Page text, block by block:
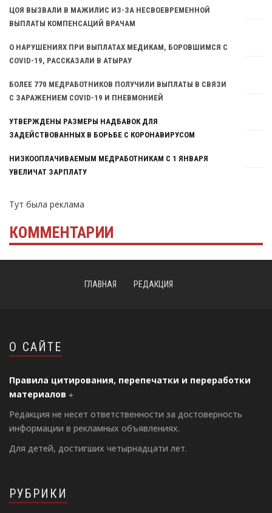
Тут была реклама
ЦОЯ ВЫЗВАЛИ В МАЖИЛИС ИЗ-ЗА НЕСВОЕВРЕМЕННОЙ
ВЫПЛАТЫ КОМПЕНСАЦИЙ ВРАЧАМ
О НАРУШЕНИЯХ ПРИ ВЫПЛАТАХ МЕДИКАМ, БОРОВШИМСЯ С
COVID-19, РАССКАЗАЛИ В АТЫРАУ
БОЛЕЕ 770 МЕДРАБОТНИКОВ ПОЛУЧИЛИ ВЫПЛАТЫ В СВЯЗИ
С ЗАРАЖЕНИЕМ COVID-19 И ПНЕВМОНИЕЙ
УТВЕРЖДЕНЫ РАЗМЕРЫ НАДБАВОК ДЛЯ
ЗАДЕЙСТВОВАННЫХ В БОРЬБЕ С КОРОНАВИРУСОМ
НИЗКООПЛАЧИВАЕМЫМ МЕДРАБОТНИКАМ С 1 ЯНВАРЯ
УВЕЛИЧАТ ЗАРПЛАТУ
Тут была реклама
КОММЕНТАРИИ
ГЛАВНАЯ РЕДАКЦИЯ
О САЙТЕ
Правила цитирования, перепечатки и переработки
материалов
Редакция не несет ответственности за достоверность
информации в рекламных объявлениях.
Для детей, достигших четырнадцати лет.
РУБРИКИ